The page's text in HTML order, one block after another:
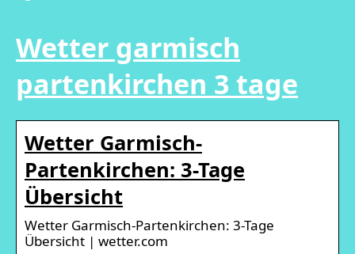
Wetter garmisch
partenkirchen 3 tage
Wetter Garmisch-
Partenkirchen: 3-Tage
Übersicht
Wetter Garmisch-Partenkirchen: 3-Tage
Übersicht | wetter.com